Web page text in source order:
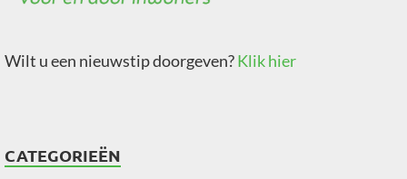
Wilt u een nieuwstip doorgeven?Klik hier
CATEGORIEËN